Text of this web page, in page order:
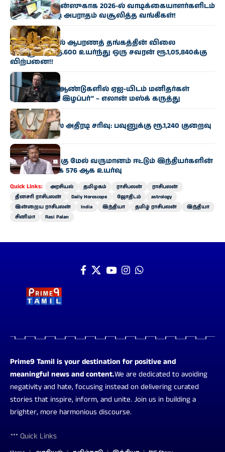
மினிமம் பேலன்ஸுகாக 2026-ல் வாடிக்கையாளர்களிடம்
ரூ.7,000 கோடி அபராதம் வசூலித்த வங்கிகள்!
வணிகம்
சென்னையில் ஆபரணத் தங்கத்தின் விலை
சவரனுக்கு ரூ.600 உயர்ந்து ஒரு சவரன் ரூ.1,05,840க்கு
விற்பனை!!
வணிகம்
“இன்னும் 10 ஆண்டுகளில் ஏஐ-யிடம் மனிதர்கள்
கட்டுப்பாட்டை இழப்பர்” – எலான் மஸ்க் கருத்து
வணிகம்
தங்கம் விலை அதிரடி சரிவு: பவுனுக்கு ரூ.1,240 குறைவு
வணிகம்
ரூ.100 கோடிக்கு மேல் வருமானம் ஈட்டும் இந்தியர்களின்
எண்ணிக்கை 576 ஆக உயர்வு
Quick Links: அரசியல் தமிழகம் ராசிபலன்
ராசிபலன்
தினசரி ராசிபலன்
Daily Horoscope ஜோதிடம்
astrology
இன்றைய ராசிபலன்
India இந்தியா தமிழ் ராசிபலன்
இந்தியா
சினிமா
Rasi Palan
Prime9 Tamil is your destination for positive and
meaningful news and content.We are dedicated to avoiding
negativity and hate, focusing instead on delivering curated
stories that inspire, inform, and unite. Join us in building a
brighter, more harmonious discourse.
Quick Links